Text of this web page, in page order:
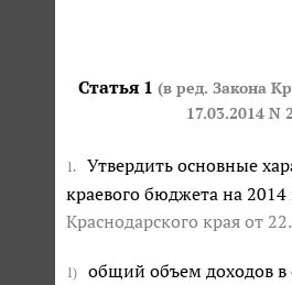
Статья 1 (в ред. Закона
17.03.2014 N
1.
Утвердить основные
краевого бюджета на 2014
Краснодарского края от
1) общий объем доходов в